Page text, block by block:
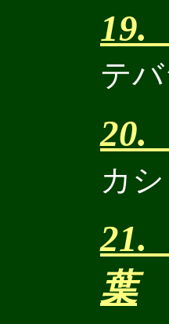
19.
テ
20.
カ
21.
葉